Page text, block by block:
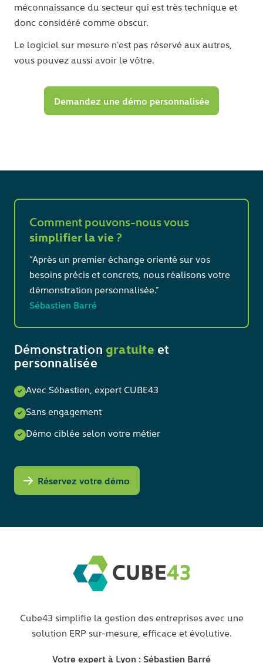
méconnaissance du secteur qui est très technique et
donc considéré comme obscur.
Le logiciel sur mesure n’est pas réservé aux autres,
vous pouvez aussi avoir le vôtre.
Demandez une démo personnalisée
Comment pouvons-nous vous
simplifier la vie ?
“Après un premier échange orienté sur vos
besoins précis et concrets, nous réalisons votre
démonstration personnalisée.”
Sébastien Barré
Démonstration gratuite et
personnalisée
Avec Sébastien, expert CUBE43
Sans engagement
Démo ciblée selon votre métier
Réservez votre démo
Cube43 simplifie la gestion des entreprises avec une
solution ERP sur-mesure, efficace et évolutive.
Votre expert à Lyon : Sébastien Barré